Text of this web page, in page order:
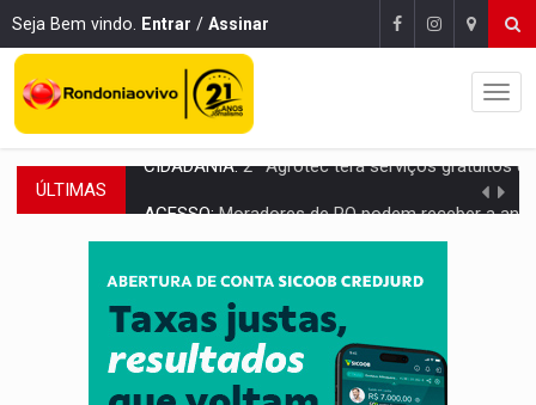
Seja Bem vindo. Entrar / Assinar
ÚLTIMAS Moradores de RO podem receber a antena parabólica gratuita do
CONEXÃO RONDONIAOVIVO:Pré-candidato Adrian Jhonnson defende renovação da
COM EMENDAS:Sejucel destina R$ 2,69 milhões para rodeios e feiras
LIMERO:São Francisco do Guaporé sedia abertura do Campeonato
Rondônia supera 5,4 mil estudantes inscritos